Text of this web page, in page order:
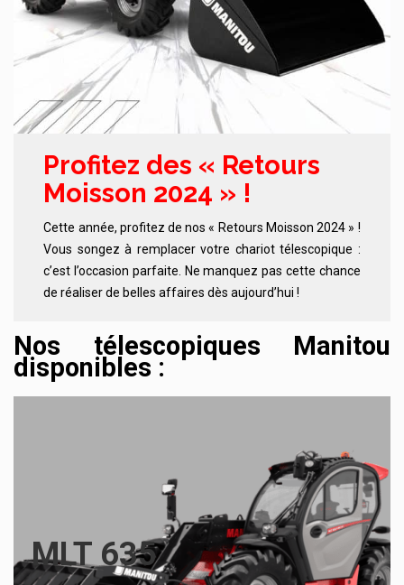
Profitez des « Retours
Moisson 2024 » !
Cette année, profitez de nos « Retours Moisson 2024 » !
Vous songez à remplacer votre chariot télescopique :
c’est l’occasion parfaite. Ne manquez pas cette chance
de réaliser de belles affaires dès aujourd’hui !
Nos télescopiques Manitou
disponibles :
MLT 635